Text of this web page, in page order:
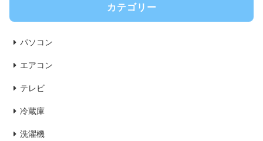
カテゴリー
パソコン
エアコン
テレビ
冷蔵庫
洗濯機